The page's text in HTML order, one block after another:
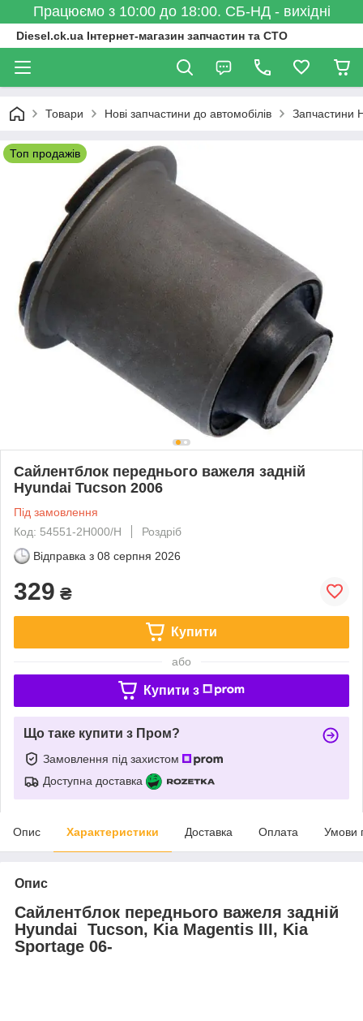
Працюємо з 10:00 до 18:00. СБ-НД - вихідні
Diesel.ck.ua Інтернет-магазин запчастин та СТО
Товари Нові запчастини до автомобілів Запчастини
Топ продажів
Сайлентблок переднього важеля задній
Hyundai Tucson 2006
Під замовлення
Код: 54551-2H000/H
Роздріб
Відправка з 08 серпня 2026
329 ₴
Купити
або
Купити з
Що таке купити з Пром?
Замовлення під захистом
Доступна доставка
Опис Характеристики Доставка Оплата Умови
Опис
Сайлентблок переднього важеля задній
Hyundai Tucson, Kia Magentis III, Kia
Sportage 06-